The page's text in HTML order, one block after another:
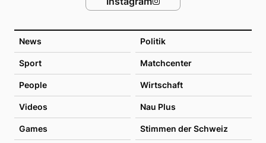
News Politik
Sport Matchcenter
People Wirtschaft
Videos Nau Plus
Games Stimmen der Schweiz